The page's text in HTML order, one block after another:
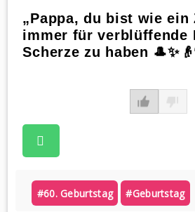
„Pappa, du bist wie ein
immer für verblüffende
Scherze zu haben
#60. Geburtstag #geburtstag